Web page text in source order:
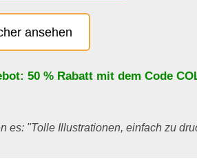
ansehen
50 % Rabatt mit dem Code
es: "Tolle Illustrationen, einfach zu